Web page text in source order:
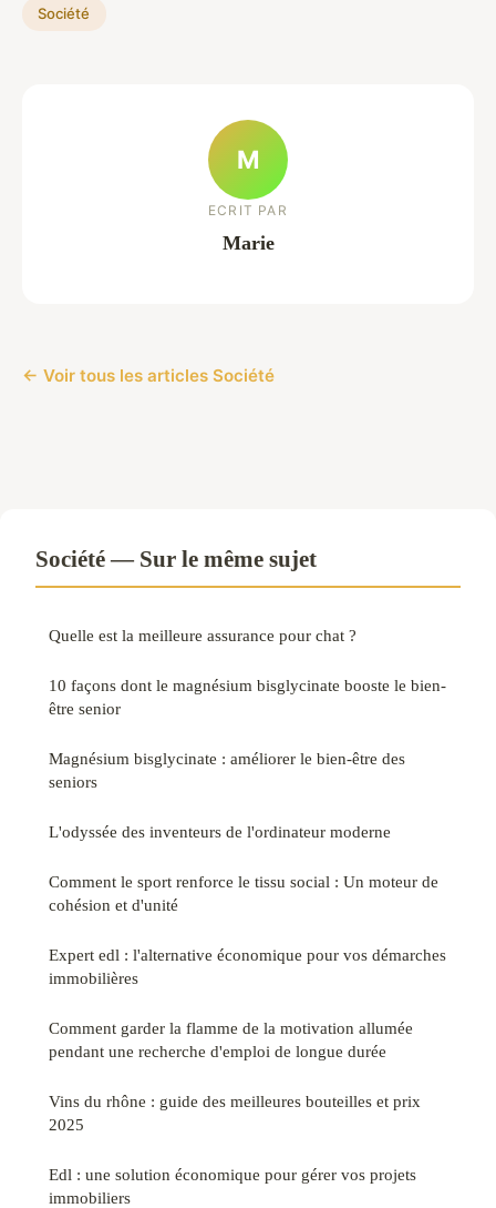
Société
M
ECRIT PAR
Marie
← Voir tous les articles Société
Société — Sur le même sujet
Quelle est la meilleure assurance pour chat ?
10 façons dont le magnésium bisglycinate booste le bien-
être senior
Magnésium bisglycinate : améliorer le bien-être des
seniors
L'odyssée des inventeurs de l'ordinateur moderne
Comment le sport renforce le tissu social : Un moteur de
cohésion et d'unité
Expert edl : l'alternative économique pour vos démarches
immobilières
Comment garder la flamme de la motivation allumée
pendant une recherche d'emploi de longue durée
Vins du rhône : guide des meilleures bouteilles et prix
2025
Edl : une solution économique pour gérer vos projets
immobiliers